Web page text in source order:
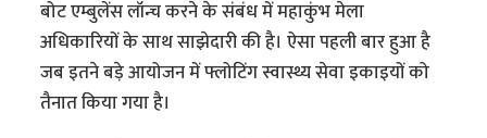
बोट एम्बुलेंस लॉन्च करने के संबंध में महाकुंभ मेला
अधिकारियों के साथ साझेदारी की है। ऐसा पहली बार हुआ है
जब इतने बड़े आयोजन में फ्लोटिंग स्वास्थ्य सेवा इकाइयों को
तैनात किया गया है।